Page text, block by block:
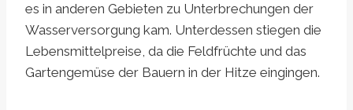
es in anderen Gebieten zu Unterbrechungen der
Wasserversorgung kam. Unterdessen stiegen die
Lebensmittelpreise, da die Feldfrüchte und das
Gartengemüse der Bauern in der Hitze eingingen.